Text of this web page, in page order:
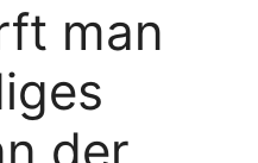
man
der